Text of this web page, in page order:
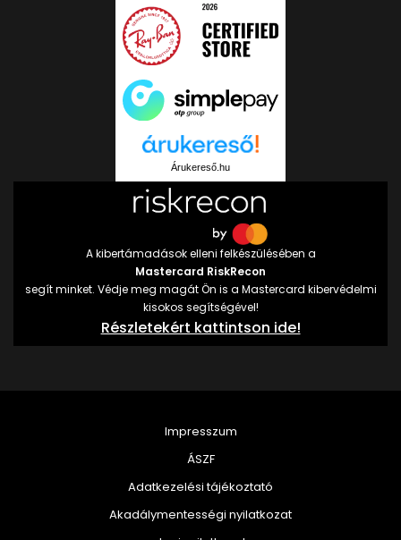
Árukereső.hu
A kibertámadások elleni felkészülésében a
Mastercard RiskRecon
segít minket. Védje meg magát Ön is a Mastercard kibervédelmi
kisokos segítségével!
Részletekért kattintson ide!
Impresszum
ÁSZF
Adatkezelési tájékoztató
Akadálymentességi nyilatkozat